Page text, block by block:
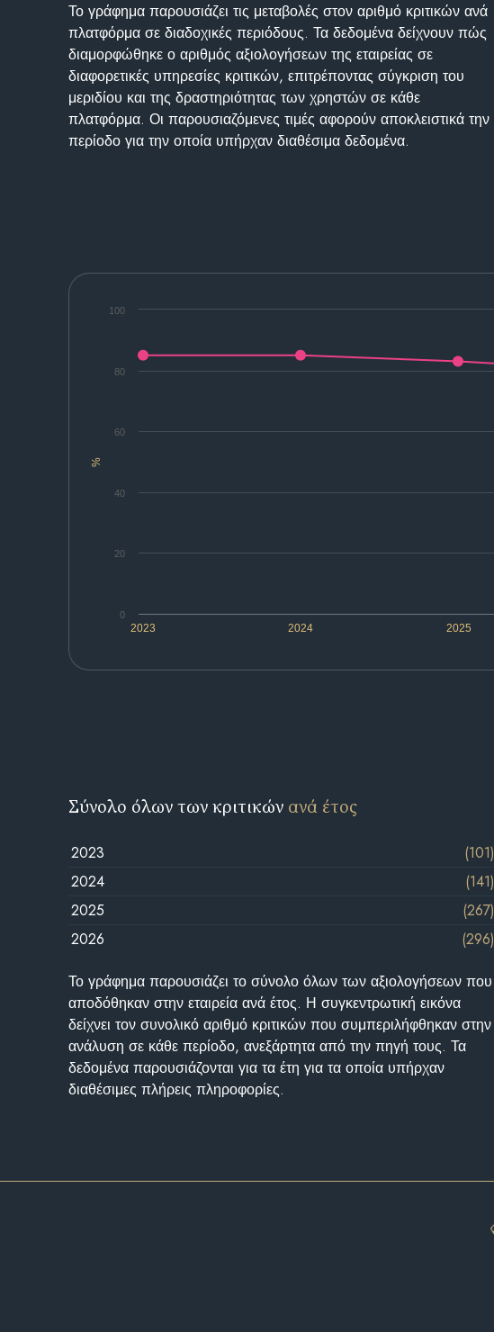
Το γράφημα παρουσιάζει τις μεταβολές στον αριθμό κριτικών ανά
πλατφόρμα σε διαδοχικές περιόδους. Τα δεδομένα δείχνουν πώς
διαμορφώθηκε ο αριθμός αξιολογήσεων της εταιρείας σε
διαφορετικές υπηρεσίες κριτικών, επιτρέποντας σύγκριση του
μεριδίου και της δραστηριότητας των χρηστών σε κάθε
πλατφόρμα. Οι παρουσιαζόμενες τιμές αφορούν αποκλειστικά την
περίοδο για την οποία υπήρχαν διαθέσιμα δεδομένα.
%
2023 2024 2025
0
20
40
60
80
100
Σύνολο όλων των κριτικών ανά έτος
2023
(101)
2024
(141)
2025
(267)
2026
(296)
Το γράφημα παρουσιάζει το σύνολο όλων των αξιολογήσεων που
αποδόθηκαν στην εταιρεία ανά έτος. Η συγκεντρωτική εικόνα
δείχνει τον συνολικό αριθμό κριτικών που συμπεριλήφθηκαν στην
ανάλυση σε κάθε περίοδο, ανεξάρτητα από την πηγή τους. Τα
δεδομένα παρουσιάζονται για τα έτη για τα οποία υπήρχαν
διαθέσιμες πλήρεις πληροφορίες.